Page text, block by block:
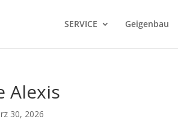
SERVICE Geigenbau
Alexis
30, 2026